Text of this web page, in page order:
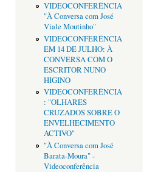
VIDEOCONFERÊNCIA
"À Conversa com José
Viale Moutinho"
VIDEOCONFERÊNCIA
EM 14 DE JULHO: À
CONVERSA COM O
ESCRITOR NUNO
HIGINO
VIDEOCONFERÊNCIA
: "OLHARES
CRUZADOS SOBRE O
ENVELHECIMENTO
ACTIVO"
"À Conversa com José
Barata-Moura" -
Videoconferência